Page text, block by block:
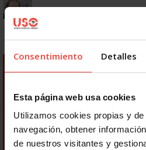
Consentimiento Detalles
Esta página web usa cookies
Utilizamos cookies propias y
navegación, obtener
de nuestros visitantes y